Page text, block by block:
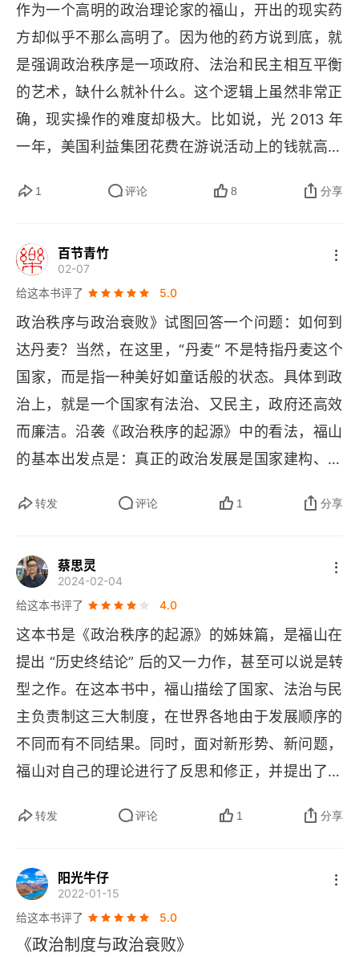
作为一个高明的政治理论家的福山，开出的现实药
方却似乎不那么高明了。因为他的药方说到底，就
是强调政治秩序是一项政府、法治和民主相互平衡
的艺术，缺什么就补什么。这个逻辑上虽然非常正
确，现实操作的难度却极大。比如说，光 2013 年
一年，美国利益集团花费在游说活动上的钱就高达
下，改革要动多少人的奶酪，难度会有多高，可以
府，刻意去发动战争吧？所以说，现实中存在种种
1 评论 8 分享
百节青竹
02-07
给这本书评了
5.0
政治秩序与政治衰败》试图回答一个问题：如何到
达丹麦？当然，在这里，“丹麦” 不是特指丹麦这个
国家，而是指一种美好如童话般的状态。具体到政
治上，就是一个国家有法治、又民主，政府还高效
而廉洁。沿袭《政治秩序的起源》中的看法，福山
的基本出发点是：真正的政治发展是国家建构、法
其实不然。在他看来，冷战结束以来，人们把太多
家建构”（state
）这个维度的意义。所
“太少”，也有可能 “过多”：德国和日本法西斯主义
而今天的中国，在福山看来，也是国家建构有余，
而另外两个维度不足。什么是 “国家建构”？概括来
说，包含两个方面：一个是国家能力，一个是官僚
机构的中立性与自主性（autonomy
转发 评论 1 分享
蔡思灵
2024-02-04
给这本书评了
4.0
这本书是《政治秩序的起源》的姊妹篇，是福山在
提出 “历史终结论” 后的又一力作，甚至可以说是转
型之作。在这本书中，福山描绘了国家、法治与民
主负责制这三大制度，在世界各地由于发展顺序的
不同而有不同结果。同时，面对新形势、新问题，
福山对自己的理论进行了反思和修正，并提出了解
转发 评论 1 分享
阳光牛仔
2022-01-15
给这本书评了
5.0
《政治制度与政治衰败》